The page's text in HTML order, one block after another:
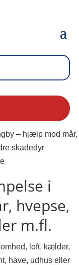
i
hvepse,
m.fl.
loft, kælder,
have, udhus eller